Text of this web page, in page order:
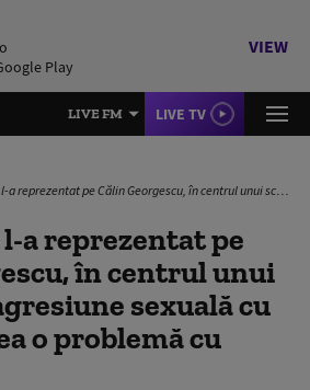
Play
VIEW
LIVE FM LIVE TV
pe Călin Georgescu, în centrul unui scandal de agresiune sexuală cu minori: „Avea o problemă cu părinții”
a reprezentat pe
în centrul unui
sexuală cu
o problemă cu